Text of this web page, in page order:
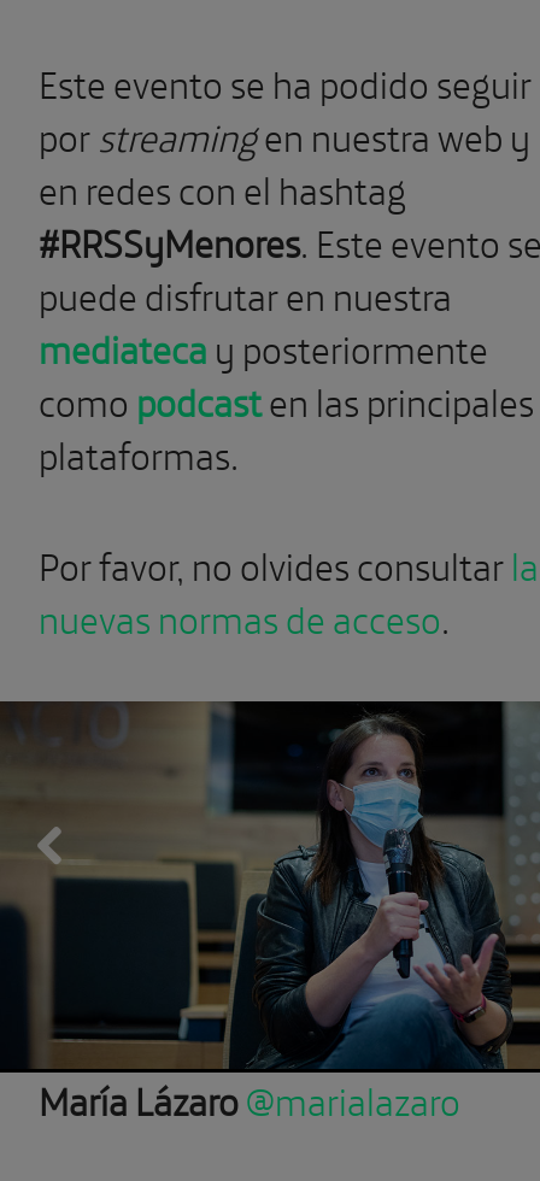
Este evento se ha podido seguir
porstreamingen nuestra web y
en redes con el hashtag
#RRSSyMenores. Este evento
puede disfrutar en nuestra
mediatecay posteriormente
como podcasten las principales
plataformas.
Por favor, no olvides consultar
nuevas normas de acceso.
María Lázaro@marialazaro